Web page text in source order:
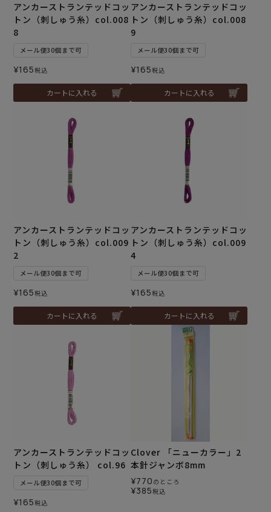
アンカーストランテッドコッ
トン（刺しゅう糸）col.008
8
メール便30個まで可
¥165税込
カートに入れる
アンカーストランテッドコッ
トン（刺しゅう糸）col.008
9
メール便30個まで可
¥165税込
カートに入れる
アンカーストランテッドコッ
トン（刺しゅう糸）col.009
2
メール便30個まで可
¥165税込
カートに入れる
アンカーストランテッドコッ
トン（刺しゅう糸）col.009
4
メール便30個まで可
¥165税込
カートに入れる
アンカーストランテッドコッ
トン（刺しゅう糸） col.96
メール便30個まで可
¥165税込
Clover 「ニューカラー」2
本針ジャンボ8mm
¥770 のところ
¥385税込